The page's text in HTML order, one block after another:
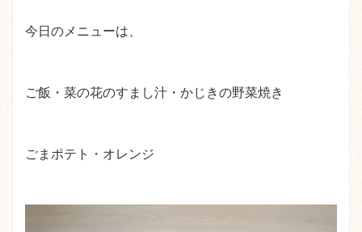
今日のメニューは、
ご飯・菜の花のすまし汁・かじきの野菜焼き
ごまポテト・オレンジ